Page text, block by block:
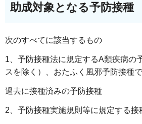
助成対象となる予防接種
次のすべてに該当するもの
1、予防接種法に規定するA類疾病の
スを除く）、おたふく風邪予防接種で
過去に接種済みの予防接種
2、予防接種実施規則等に規定する接